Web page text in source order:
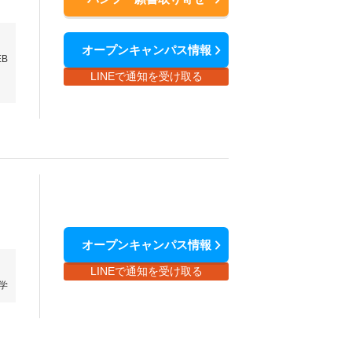
オープンキャンパス情報
LINEで通知を受け取る
オープンキャンパス情報
LINEで通知を受け取る